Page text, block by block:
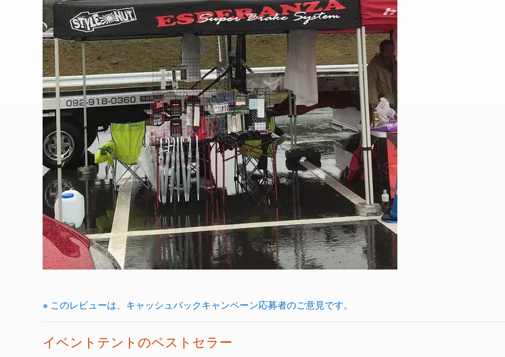
※ このレビューは、キャッシュバックキャンペーン応募者のご意見です。
イベントテントのベストセラー